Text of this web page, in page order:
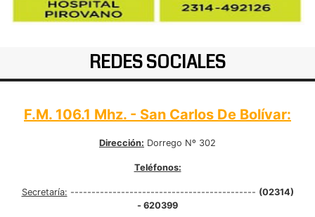
REDES SOCIALES
F.M. 106.1 Mhz. - San Carlos De Bolívar:
Dirección: Dorrego Nº 302
Teléfonos:
Secretaría: -------------------------------------------- (02314)
- 620399